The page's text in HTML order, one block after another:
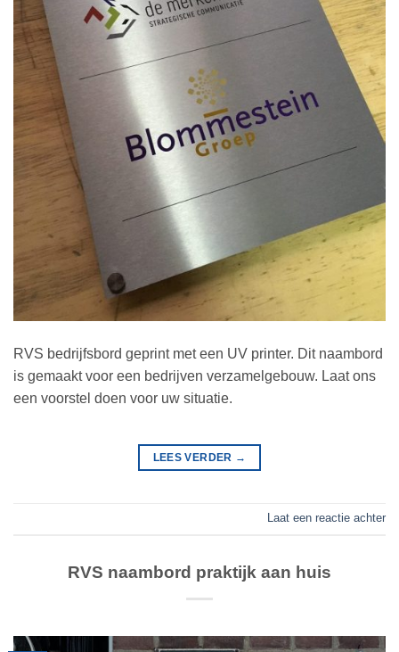
RVS bedrijfsbord geprint met een UV printer. Dit naambord
is gemaakt voor een bedrijven verzamelgebouw. Laat ons
een voorstel doen voor uw situatie.
LEES VERDER →
Laat een reactie achter
RVS naambord praktijk aan huis